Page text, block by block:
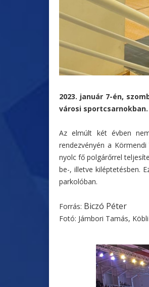
2023. január 7-én,
városi sportcsarnokban.
Az elmúlt két évben
rendezvényén a
nyolc fő polgárőrrel
be-, illetve kiléptetésben.
parkolóban.
Forrás: Biczó Péter
Fotó: Jámbori Tamás,